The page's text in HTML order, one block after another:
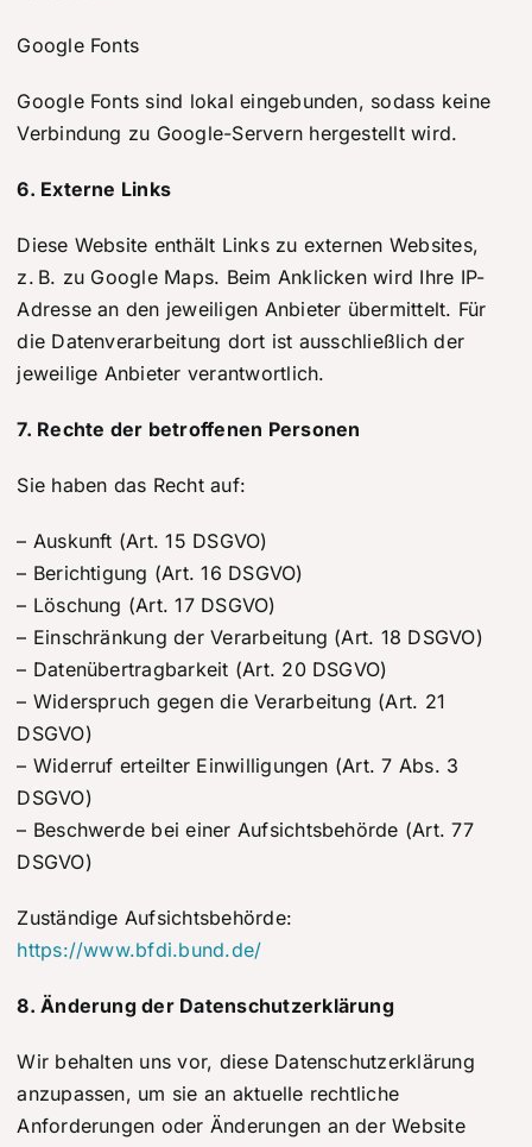
Google Fonts
Google Fonts sind lokal eingebunden, sodass keine
Verbindung zu Google-Servern hergestellt wird.
6. Externe Links
Diese Website enthält Links zu externen Websites,
z. B. zu Google Maps. Beim Anklicken wird Ihre IP-
Adresse an den jeweiligen Anbieter übermittelt. Für
die Datenverarbeitung dort ist ausschließlich der
jeweilige Anbieter verantwortlich.
7. Rechte der betroffenen Personen
Sie haben das Recht auf:
– Auskunft (Art. 15 DSGVO)
– Berichtigung (Art. 16 DSGVO)
– Löschung (Art. 17 DSGVO)
– Einschränkung der Verarbeitung (Art. 18 DSGVO)
– Datenübertragbarkeit (Art. 20 DSGVO)
– Widerspruch gegen die Verarbeitung (Art. 21
DSGVO)
– Widerruf erteilter Einwilligungen (Art. 7 Abs. 3
DSGVO)
– Beschwerde bei einer Aufsichtsbehörde (Art. 77
DSGVO)
Zuständige Aufsichtsbehörde:
https://www.bfdi.bund.de/
8. Änderung der Datenschutzerklärung
Wir behalten uns vor, diese Datenschutzerklärung
anzupassen, um sie an aktuelle rechtliche
Anforderungen oder Änderungen an der Website